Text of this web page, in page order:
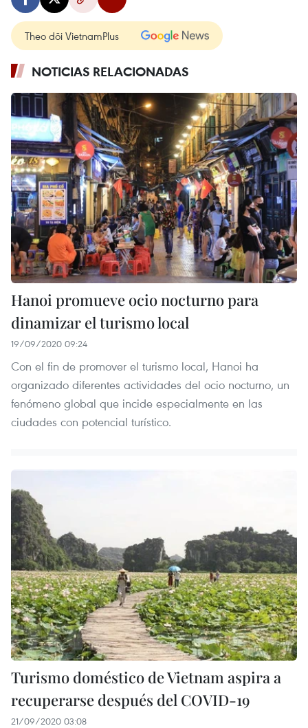
Theo dõi VietnamPlus
NOTICIAS RELACIONADAS
Hanoi promueve ocio nocturno para
dinamizar el turismo local
19/09/2020 09:24
Con el fin de promover el turismo local, Hanoi ha
organizado diferentes actividades del ocio nocturno, un
fenómeno global que incide especialmente en las
ciudades con potencial turístico.
Turismo doméstico de Vietnam aspira a
recuperarse después del COVID-19
21/09/2020 03:08